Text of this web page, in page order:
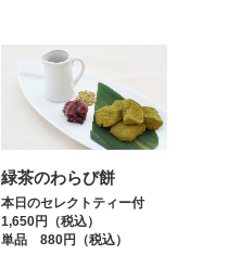
緑茶のわらび餅
本日のセレクトティー付
1,650円（税込）
単品 880円（税込）